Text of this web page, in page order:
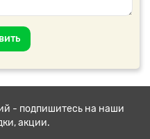
- подпишитесь на наши
акции.